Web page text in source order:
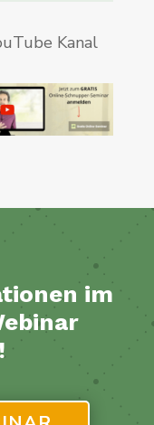
Kanal
im